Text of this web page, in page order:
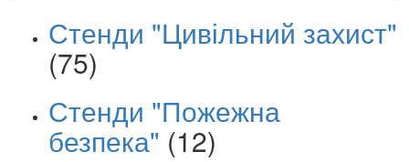
Стенди "Цивільний захист"
(75)
Стенди "Пожежна
безпека" (12)